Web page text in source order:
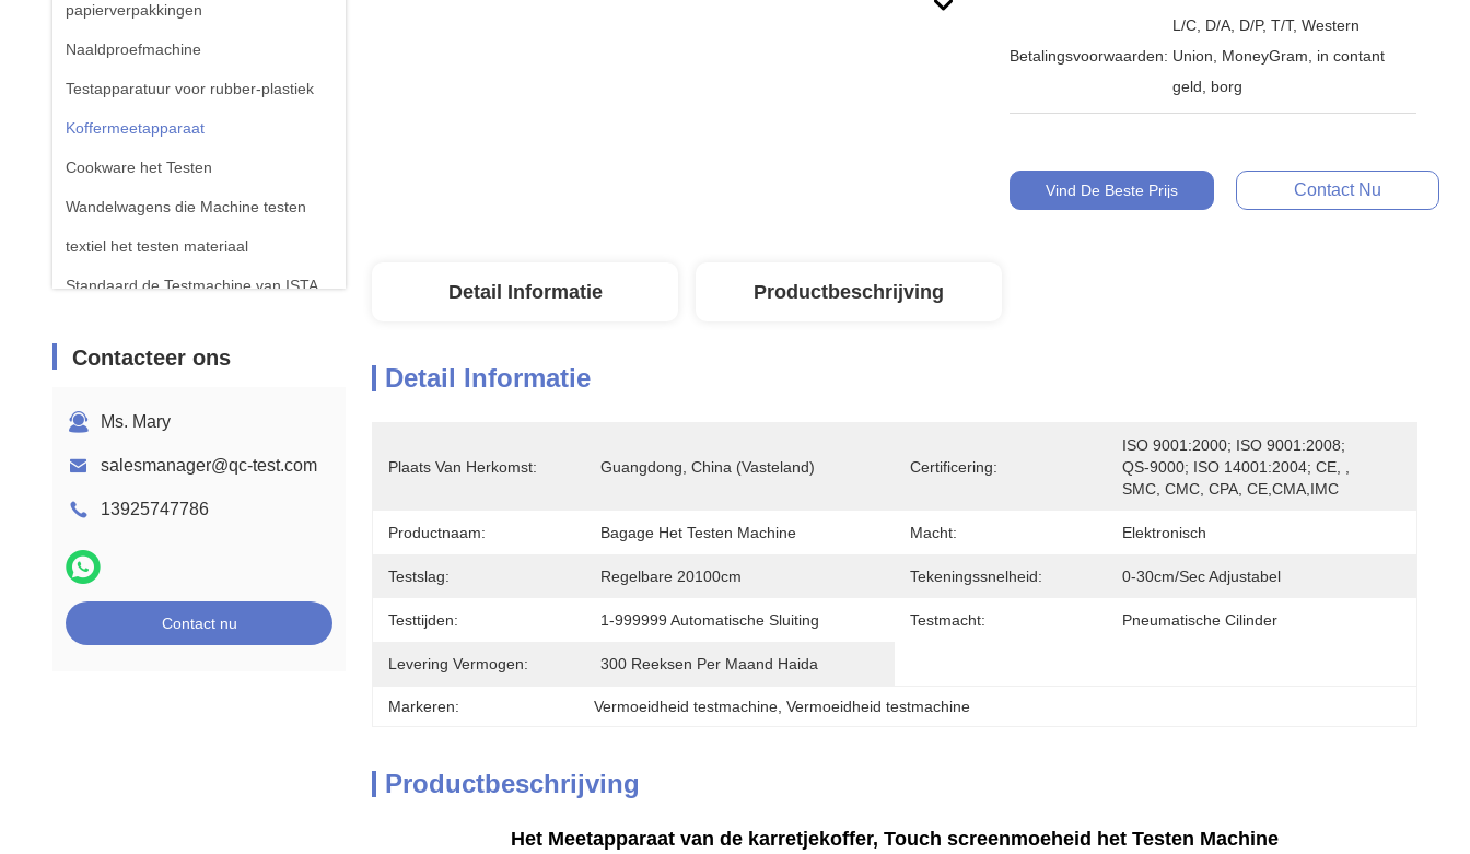
papierverpakkingen
Naaldproefmachine
Testapparatuur voor rubber-plastiek
Koffermeetapparaat
Cookware het Testen
Wandelwagens die Machine testen
textiel het testen materiaal
Standaard de Testmachine van ISTA
Chemische analysemachine
ontvlambaarheid
Contacteer ons
Ms. Mary
salesmanager@qc-test.com
13925747786
Contact nu
Betalingsvoorwaarden:
L/C, D/A, D/P, T/T, Western
Union, MoneyGram, in contant
geld, borg
Vind De Beste Prijs Contact Nu
Detail Informatie Productbeschrijving
Detail Informatie
Plaats Van Herkomst: Guangdong, China (vasteland) Certificering:
ISO 9001:2000; ISO 9001:2008;
QS-9000; ISO 14001:2004; CE, ,
SMC, CMC, CPA, CE,CMA,IMC
Productnaam: Bagage Het Testen Machine Macht: Elektronisch
Testslag: Regelbare 20100cm Tekeningssnelheid: 0-30cm/sec Adjustabel
Testtijden: 1-999999 Automatische Sluiting Testmacht: Pneumatische Cilinder
Levering Vermogen: 300 Reeksen Per Maand Haida
Markeren: Vermoeidheid testmachine , Vermoeidheid testmachine
Productbeschrijving
Het Meetapparaat van de karretjekoffer, Touch screenmoeheid het Testen Machine